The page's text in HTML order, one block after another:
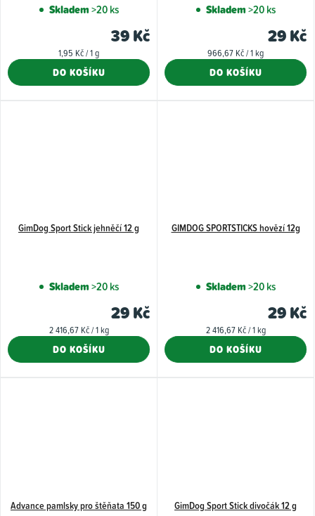
Skladem>20 ks
39 Kč
Měrná
1,95 Kč / 1 g
DO KOŠÍKU
Skladem>20 ks
29 Kč
Měrná
966,67 Kč / 1 kg
DO KOŠÍKU
GimDog Sport Stick jehněčí 12 g
Skladem>20 ks
29 Kč
Měrná
2 416,67 Kč / 1 kg
DO KOŠÍKU
GIMDOG SPORTSTICKS hovězí 12g
Skladem>20 ks
29 Kč
Měrná
2 416,67 Kč / 1 kg
DO KOŠÍKU
Advance pamlsky pro štěňata 150 g GimDog Sport Stick divočák 12 g